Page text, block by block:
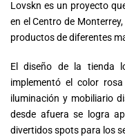
Lovskn es un proyecto
en el Centro de
productos de diferentes
El diseño de la tienda
implementó el color
iluminación y mobiliario
desde afuera se logra
divertidos spots para los